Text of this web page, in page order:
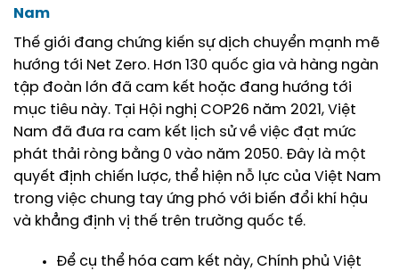
Nam
Thế giới đang chứng kiến sự dịch chuyển mạnh mẽ
hướng tới Net Zero. Hơn 130 quốc gia và hàng ngàn
tập đoàn lớn đã cam kết hoặc đang hướng tới
mục tiêu này. Tại Hội nghị COP26 năm 2021, Việt
Nam đã đưa ra cam kết lịch sử về việc đạt mức
phát thải ròng bằng 0 vào năm 2050. Đây là một
quyết định chiến lược, thể hiện nỗ lực của Việt Nam
trong việc chung tay ứng phó với biến đổi khí hậu
và khẳng định vị thế trên trường quốc tế.
Để cụ thể hóa cam kết này, Chính phủ Việt